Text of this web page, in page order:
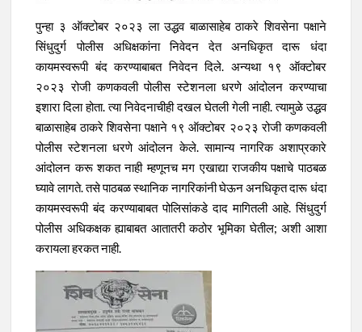
पुन्हा ३ ऑक्टोबर २०२३ ला उद्धव बाळासाहेब ठाकरे शिवसेना पक्षाने
सिंधुदुर्ग पोलीस अधिक्षकांना निवेदन देत अनधिकृत दारू धंदा
कायमस्वरूपी बंद करण्याबाबत निवेदन दिले. अन्यथा १९ ऑक्टोबर
२०२३ रोजी कणकवली पोलीस स्टेशनला धरणे आंदोलन करण्याचा
इशारा दिला होता. त्या निवेदनाचीही दखल घेतली गेली नाही. त्यामुळे उद्धव
बाळासाहेब ठाकरे शिवसेना पक्षाने १९ ऑक्टोबर २०२३ रोजी कणकवली
पोलीस स्टेशनला धरणे आंदोलन केले. सामान्य नागरिक अशाप्रकारे
आंदोलन करू शकत नाही म्हणूनच मग एखाद्या राजकीय पक्षाचे पाठबळ
घ्यावे लागते. तसे पाठबळ स्थानिक नागरिकांनी घेऊन अनधिकृत दारू धंदा
कायमस्वरूपी बंद करण्याबाबत पोलिसांकडे दाद मागितली आहे. सिंधुदुर्ग
पोलीस अधिकक्षक ह्याबाबत आतातरी कठोर भूमिका घेतील; अशी आशा
करायला हरकत नाही.